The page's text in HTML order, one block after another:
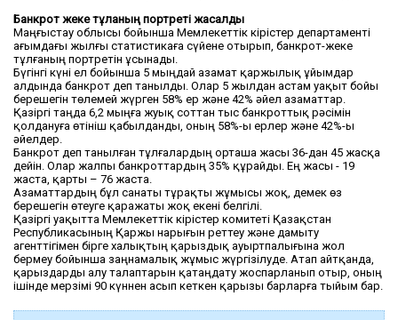
Банкрот жеке тұлғаның портреті жасалды
Маңғыстау облысы бойынша Мемлекеттік кірістер департаменті
ағымдағы жылғы статистикаға сүйене отырып, банкрот-жеке
тұлғаның портретін ұсынады.
Бүгінгі күні ел бойынша 5 мыңдай азамат қаржылық ұйымдар
алдында банкрот деп танылды. Олар 5 жылдан астам уақыт бойы
берешегін төлемей жүрген 58% ер және 42% әйел азаматтар.
Қазіргі таңда 6,2 мыңға жуық соттан тыс банкроттық рәсімін
қолдануға өтініш қабылданды, оның 58%-ы ерлер және 42%-ы
әйелдер.
Банкрот деп танылған тұлғалардың орташа жасы 36-дан 45 жасқа
дейін. Олар жалпы банкроттардың 35% құрайды. Ең жасы - 19
жаста, қарты – 76 жаста.
Азаматтардың бұл санаты тұрақты жұмысы жоқ, демек өз
берешегін өтеуге қаражаты жоқ екені белгілі.
Қазіргі уақытта Мемлекеттік кірістер комитеті Қазақстан
Республикасының Қаржы нарығын реттеу және дамыту
агенттігімен бірге халықтың қарыздық ауыртпалығына жол
бермеу бойынша заңнамалық жұмыс жүргізілуде. Атап айтқанда,
қарыздарды алу талаптарын қатаңдату жоспарланып отыр, оның
ішінде мерзімі 90 күннен асып кеткен қарызы барларға тыйым бар.